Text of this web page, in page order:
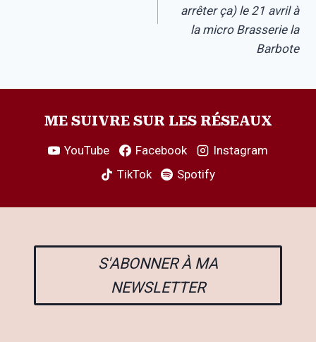
arrêter ça) le 21 avril à
la micro Brasserie la
Barbote
ME SUIVRE SUR LES RÉSEAUX
YouTube Facebook
Instagram
TikTok
Spotify
S'ABONNER À MA
NEWSLETTER